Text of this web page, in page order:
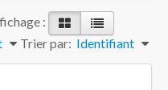
:
Trier par: Identifiant